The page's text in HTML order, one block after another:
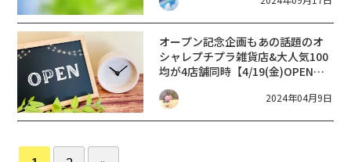
オープン記念企画も あの話題のオ
シャレプチプラ雑貨店&大人気100
均が4店舗同時【4/19(金)OPEN】
DAISO/Standard
Products/THREEPPY/キャンドゥ
2024年04月9日